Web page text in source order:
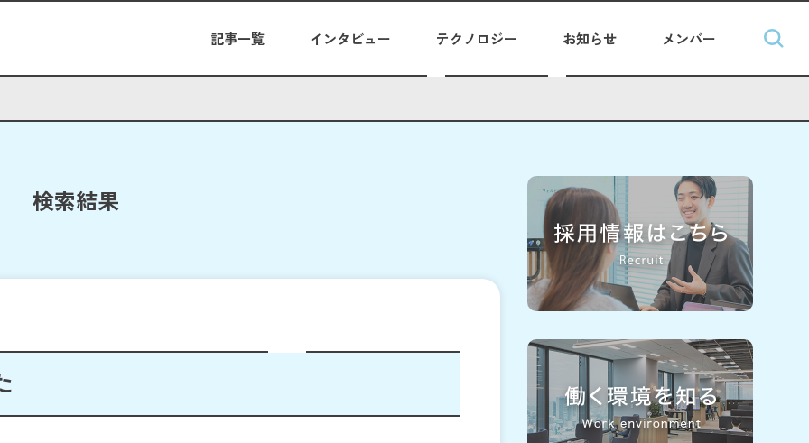
記事一覧 インタビュー テクノロジー お知らせ メンバー
検索結果